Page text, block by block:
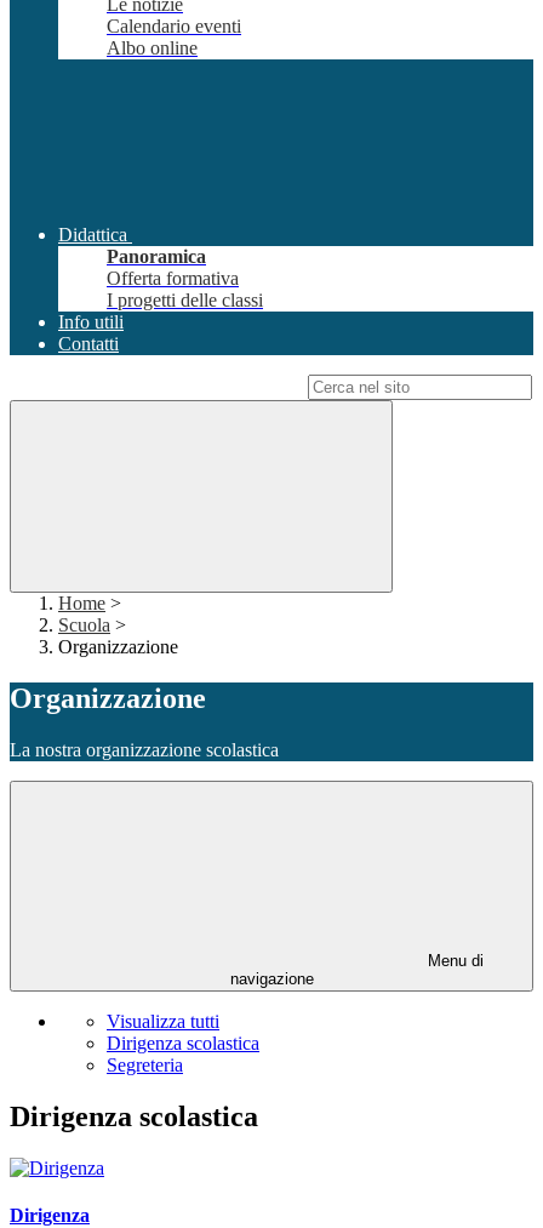
Le notizie
Calendario eventi
Albo online
Didattica
Panoramica
Offerta formativa
I progetti delle classi
Info utili
Contatti
Home >
Scuola >
Organizzazione
Organizzazione
La nostra organizzazione scolastica
Menu di
navigazione
Visualizza tutti
Dirigenza scolastica
Segreteria
Dirigenza scolastica
Dirigenza